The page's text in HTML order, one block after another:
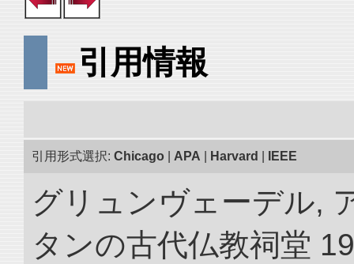
引用情報
引用形式選択: Chicago APA Harvard IEEE
グリュンヴェーデル,
タンの古代仏教祠堂